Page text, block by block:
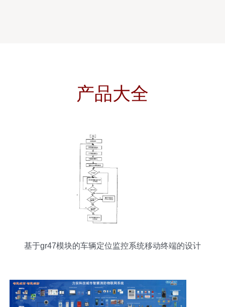
产品大全
基于gr47模块的车辆定位监控系统移动终端的设计